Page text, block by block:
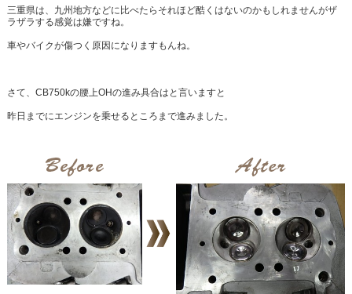
三重県は、九州地方などに比べたらそれほど酷くはないのかもしれませんがザ
ラザラする感覚は嫌ですね。
車やバイクが傷つく原因になりますもんね。
さて、CB750kの腰上OHの進み具合はと言いますと
昨日までにエンジンを乗せるところまで進みました。